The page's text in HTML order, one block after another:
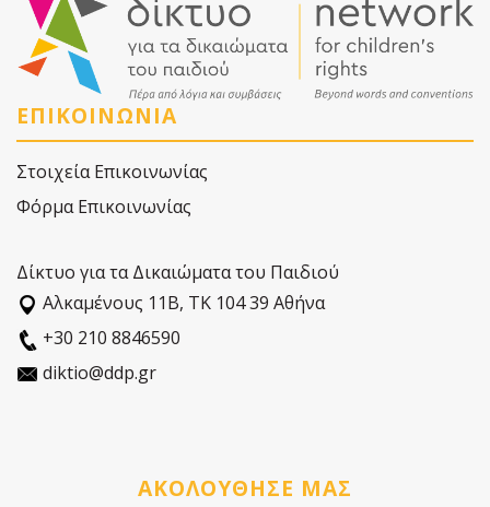
ΕΠΙΚΟΙΝΩΝΙΑ
Στοιχεία Επικοινωνίας
Φόρμα Επικοινωνίας
Δίκτυο για τα Δικαιώματα του Παιδιού
Αλκαµένους 11Β, ΤΚ 104 39 Αθήνα
+30 210 8846590
diktio@ddp.gr
ΑΚΟΛΟΥΘΗΣΕ ΜΑΣ